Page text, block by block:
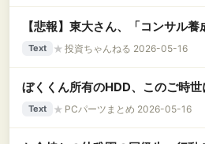
【悲報】東大さん、「コンサル
Text ★ 投資ちゃんねる 2026-05-16
ぼくくん所有のHDD、このご時世
Text ★ PCパーツまとめ 2026-05-16